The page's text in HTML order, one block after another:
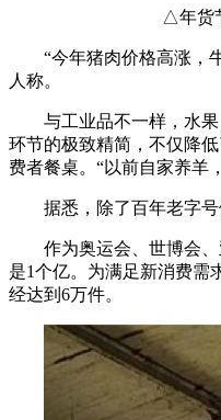
△年货
“今年猪肉价格高涨，
人称。
与工业品不一样，水
环节的极致精简，不仅降
费者餐桌。“以前自家养羊
据悉，除了百年老字
作为奥运会、世博会
是1个亿。为满足新消费需
经达到6万件。